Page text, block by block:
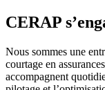
CERAP
Nous sommes une
courtage en
accompagnent